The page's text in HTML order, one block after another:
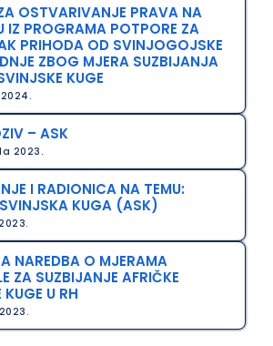
OSTVARIVANJE PRAVA NA
IZ PROGRAMA POTPORE ZA
PRIHODA OD SVINJOGOJSKE
ZBOG MJERA SUZBIJANJA
KUGE
2024.
– ASK
2023.
I RADIONICA NA TEMU:
KUGA (ASK)
NAREDBA O MJERAMA
ZA SUZBIJANJE AFRIČKE
U RH